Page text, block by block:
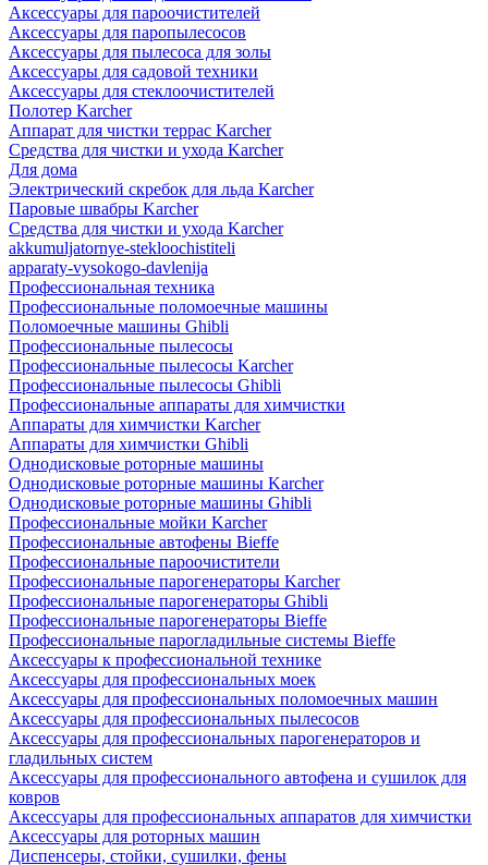
Аксессуары для пароочистителей
Аксессуары для паропылесосов
Аксессуары для пылесоса для золы
Аксессуары для садовой техники
Аксессуары для стеклоочистителей
Полотер Karcher
Аппарат для чистки террас Karcher
Средства для чистки и ухода Karcher
Для дома
Электрический скребок для льда Karcher
Паровые швабры Karcher
Средства для чистки и ухода Karcher
akkumuljatornye-stekloochistiteli
apparaty-vysokogo-davlenija
Профессиональная техника
Профессиональные поломоечные машины
Поломоечные машины Ghibli
Профессиональные пылесосы
Профессиональные пылесосы Karcher
Профессиональные пылесосы Ghibli
Профессиональные аппараты для химчистки
Аппараты для химчистки Karcher
Аппараты для химчистки Ghibli
Однодисковые роторные машины
Однодисковые роторные машины Karcher
Однодисковые роторные машины Ghibli
Профессиональные мойки Karcher
Профессиональные автофены Bieffe
Профессиональные пароочистители
Профессиональные парогенераторы Karcher
Профессиональные парогенераторы Ghibli
Профессиональные парогенераторы Bieffe
Профессиональные парогладильные системы Bieffe
Аксессуары к профессиональной технике
Аксессуары для профессиональных моек
Аксессуары для профессиональных поломоечных машин
Аксессуары для профессиональных пылесосов
Аксессуары для профессиональных парогенераторов и
гладильных систем
Аксессуары для профессионального автофена и сушилок для
ковров
Аксессуары для профессиональных аппаратов для химчистки
Аксессуары для роторных машин
Диспенсеры, стойки, сушилки, фены